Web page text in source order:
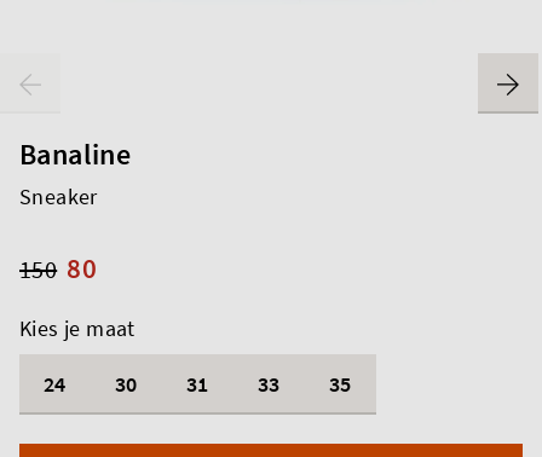
Banaline
Sneaker
80
150
Kies je maat
24
30 31 33 35